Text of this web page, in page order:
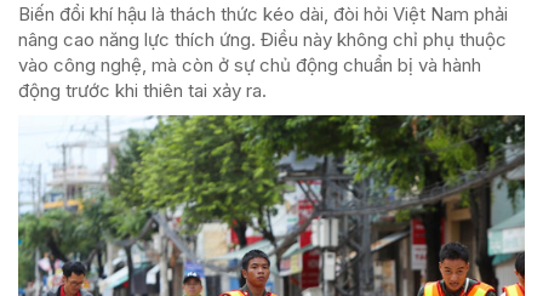
Biến đổi khí hậu là thách thức kéo dài, đòi hỏi Việt Nam phải
nâng cao năng lực thích ứng. Điều này không chỉ phụ thuộc
vào công nghệ, mà còn ở sự chủ động chuẩn bị và hành
động trước khi thiên tai xảy ra.